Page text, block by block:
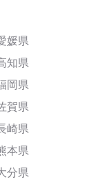
媛県
知県
岡県
賀県
崎県
本県
分県